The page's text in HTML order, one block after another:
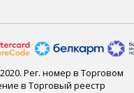
Рег. номер в Торговом
в Торговый реестр